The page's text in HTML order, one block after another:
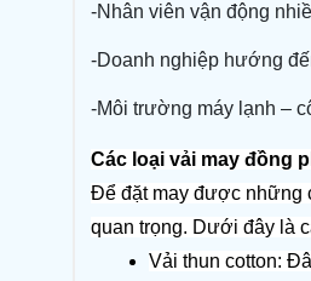
-Nhân viên vận động
-Doanh nghiệp hướng
-Môi trường máy lạnh –
Các loại vải may đồng
Để đặt may được những
quan trọng. Dưới đây là
Vải thun cotton: